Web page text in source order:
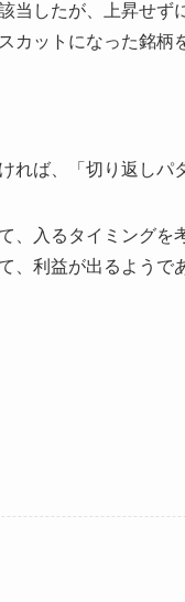
したが、上昇せず
カットになった銘柄
れば、「切り返しパ
、入るタイミングを
、利益が出るよう